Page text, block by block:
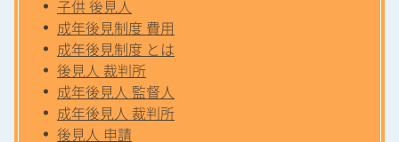
子供 後見人
成年後見制度 費用
成年後見制度 とは
後見人 裁判所
成年後見人 監督人
成年後見人 裁判所
後見人 申請